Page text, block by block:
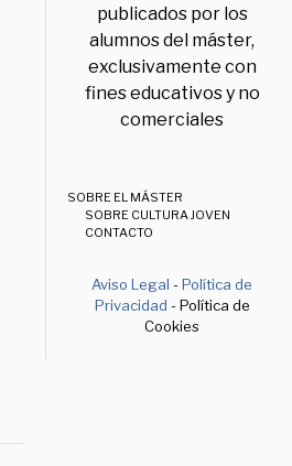
publicados por los
alumnos del máster,
exclusivamente con
fines educativos y no
comerciales
SOBRE EL MÁSTER
SOBRE CULTURA JOVEN
CONTACTO
Aviso Legal -Política de
Privacidad - Política de
Cookies